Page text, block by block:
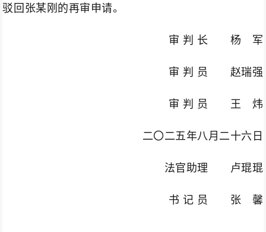
驳回张某刚的再审申请。
审 判 长 杨 军
审 判 员 赵瑞强
审 判 员 王 炜
二〇二五年八月二十六日
法官助理 卢琨琨
书 记 员 张 馨